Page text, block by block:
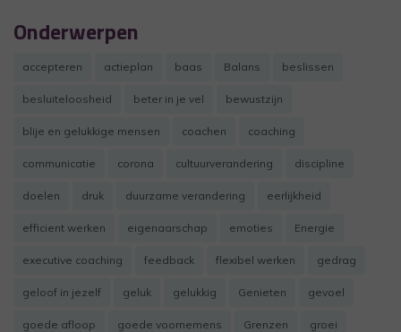
Onderwerpen
accepteren actieplan baas Balans beslissen
besluiteloosheid beter in je vel bewustzijn
blije en gelukkige mensen coachen coaching
communicatie corona cultuurverandering discipline
doelen druk duurzame verandering eerlijkheid
efficient werken eigenaarschap emoties Energie
executive coaching feedback flexibel werken gedrag
geloof in jezelf geluk gelukkig Genieten gevoel
goede afloop goede voornemens Grenzen groei